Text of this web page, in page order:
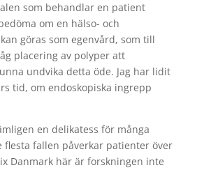
som behandlar en patient
om en hälso- och
göras som egenvård, som till
placering av polyper att
undvika detta öde. Jag har lidit
tid, om endoskopiska ingrepp
en delikatess för många
fallen påverkar patienter över
Danmark här är forskningen inte